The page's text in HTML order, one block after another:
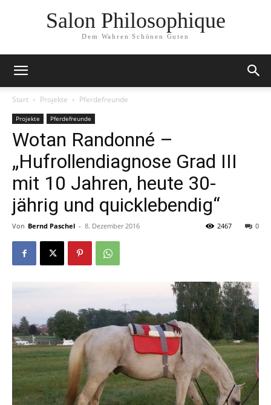
Salon Philosophique
Dem Wahren Schönen Guten
Start Projekte Pferdefreunde
Projekte Pferdefreunde
Wotan Randonné –
„Hufrollendiagnose Grad III
mit 10 Jahren, heute 30-
jährig und quicklebendig“
Von Bernd Paschel - 8. Dezember 2016 0
2467